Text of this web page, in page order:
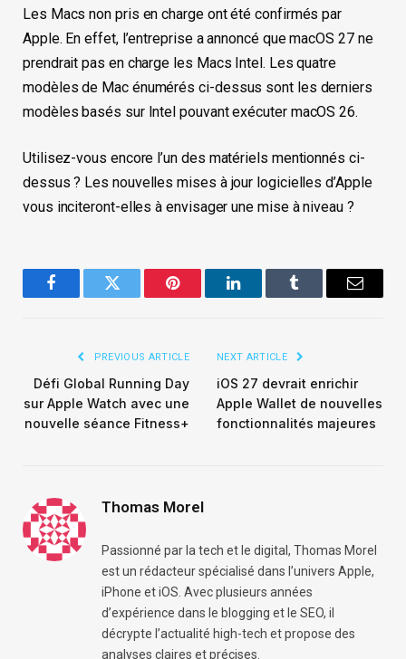
Les Macs non pris en charge ont été confirmés par
Apple. En effet, l’entreprise a annoncé que macOS 27 ne
prendrait pas en charge les Macs Intel. Les quatre
modèles de Mac énumérés ci-dessus sont les derniers
modèles basés sur Intel pouvant exécuter macOS 26.
Utilisez-vous encore l’un des matériels mentionnés ci-
dessus ? Les nouvelles mises à jour logicielles d’Apple
vous inciteront-elles à envisager une mise à niveau ?
FacebookTwitter Pinterest LinkedInTumblr Email
PREVIOUS ARTICLE
Défi Global Running Day
sur Apple Watch avec une
nouvelle séance Fitness+
NEXT ARTICLE
iOS 27 devrait enrichir
Apple Wallet de nouvelles
fonctionnalités majeures
Thomas Morel
Passionné par la tech et le digital, Thomas Morel
est un rédacteur spécialisé dans l’univers Apple,
iPhone et iOS. Avec plusieurs années
d’expérience dans le blogging et le SEO, il
décrypte l’actualité high-tech et propose des
analyses claires et précises.